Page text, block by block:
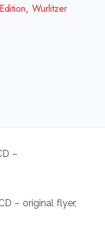
,Wurlitzer
–
– original flyer,